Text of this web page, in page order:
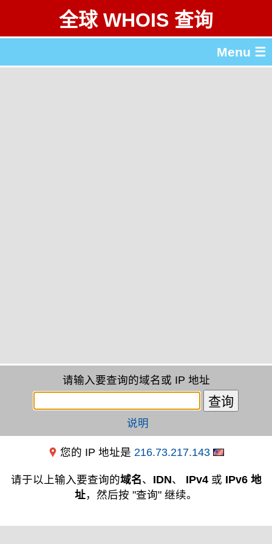
全球 WHOIS 查询
Menu ☰
请输入要查询的域名或 IP 地址
说明
您的 IP 地址是 216.73.217.143
请于以上输入要查询的域名、 IDN、 IPv4或 IPv6 地
址，然后按 "查询" 继续。